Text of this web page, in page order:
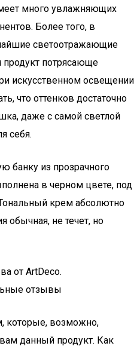
много увлажняющих
Более того, в
светоотражающие
продукт потрясающе
искусственном освещении
что оттенков достаточно
даже с самой светлой
себя.
банку из прозрачного
в черном цвете, под
крем абсолютно
обычная, не течет, но
от ArtDeco.
отзывы
которые, возможно,
данный продукт. Как